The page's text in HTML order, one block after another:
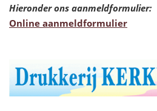
Hieronder ons aanmeldformulier:
Online aanmeldformulier